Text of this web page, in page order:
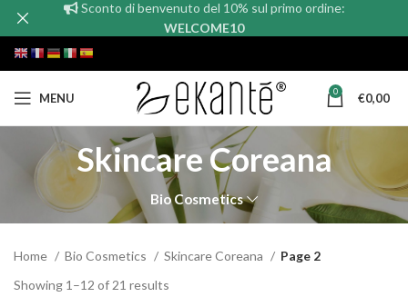
MENU 0 €0,00
Skincare Coreana
Bio Cosmetics
Home Bio Cosmetics Skincare Coreana
Page 2
Showing 1–12 of 21 results
Sconto di benvenuto del 10% sul primo ordine:
WELCOME10